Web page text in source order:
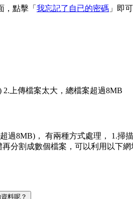
點擊「 我忘記了自已的密碼 」即
2.上傳檔案太大，總檔案超過8MB
8MB)， 有兩種方式處理， 1.掃
割成數個檔案，可以利用以下網
料呢？